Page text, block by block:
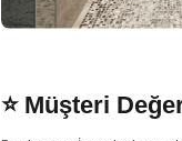
⭐ Müşteri